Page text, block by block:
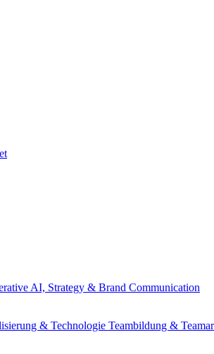
AI, Strategy & Brand Communication
& Technologie Teambildung &